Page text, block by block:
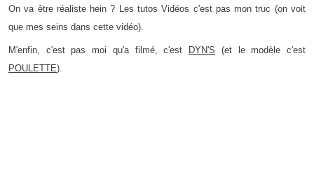
On va être réaliste hein ? Les tutos Vidéos c'est pas mon truc (on voit
que mes seins dans cette vidéo).
M'enfin, c'est pas moi qu'a filmé, c'est DYN'S (et le modèle c'est
POULETTE).